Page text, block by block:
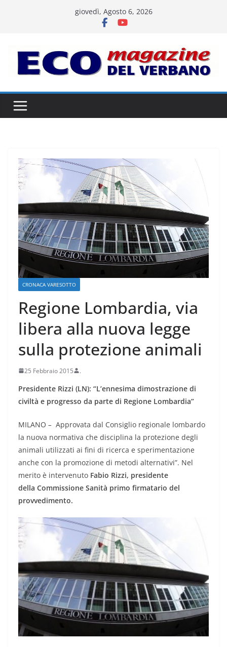
giovedì, Agosto 6, 2026
CRONACA VARESOTTO
Regione Lombardia, via
libera alla nuova legge
sulla protezione animali
25 Febbraio 2015 .
Presidente Rizzi (LN): “L’ennesima dimostrazione di
civiltà e progresso da parte di Regione Lombardia”
MILANO – Approvata dal Consiglio regionale lombardo
la nuova normativa che disciplina la protezione degli
animali utilizzati ai fini di ricerca e sperimentazione
anche con la promozione di metodi alternativi”. Nel
merito è intervenuto Fabio Rizzi, presidente
della Commissione Sanità primo firmatario del
provvedimento.